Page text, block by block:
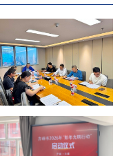
们的行
动